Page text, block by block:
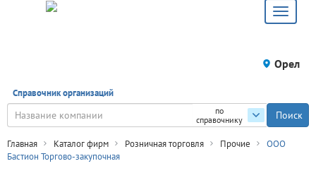
Toggle
Орел
Справочник организаций
по
справочнику
Главная Каталог фирм Розничная торговля Прочие
ООО
Бастион Торгово-закупочная